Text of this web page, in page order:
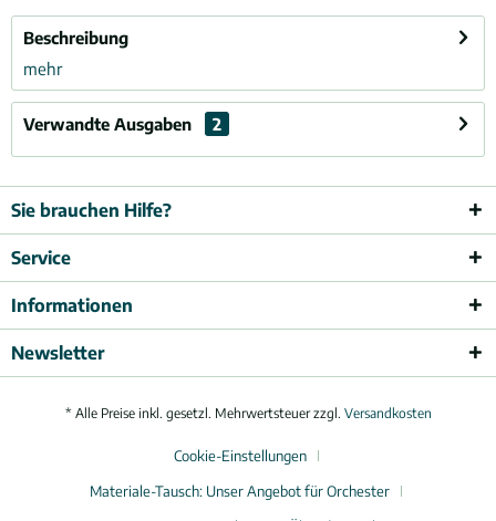
Beschreibung
mehr
Verwandte Ausgaben 2
Sie brauchen Hilfe?
Service
Informationen
Newsletter
* Alle Preise inkl. gesetzl. Mehrwertsteuer zzgl. Versandkosten
Cookie-Einstellungen
Materiale-Tausch: Unser Angebot für Orchester